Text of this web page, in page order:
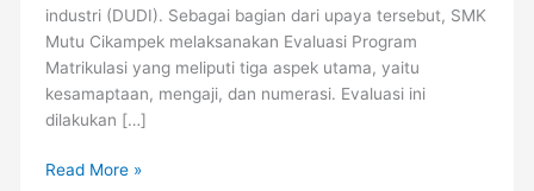
industri (DUDI). Sebagai bagian dari upaya tersebut, SMK
Mutu Cikampek melaksanakan Evaluasi Program
Matrikulasi yang meliputi tiga aspek utama, yaitu
kesamaptaan, mengaji, dan numerasi. Evaluasi ini
dilakukan […]
Read More »